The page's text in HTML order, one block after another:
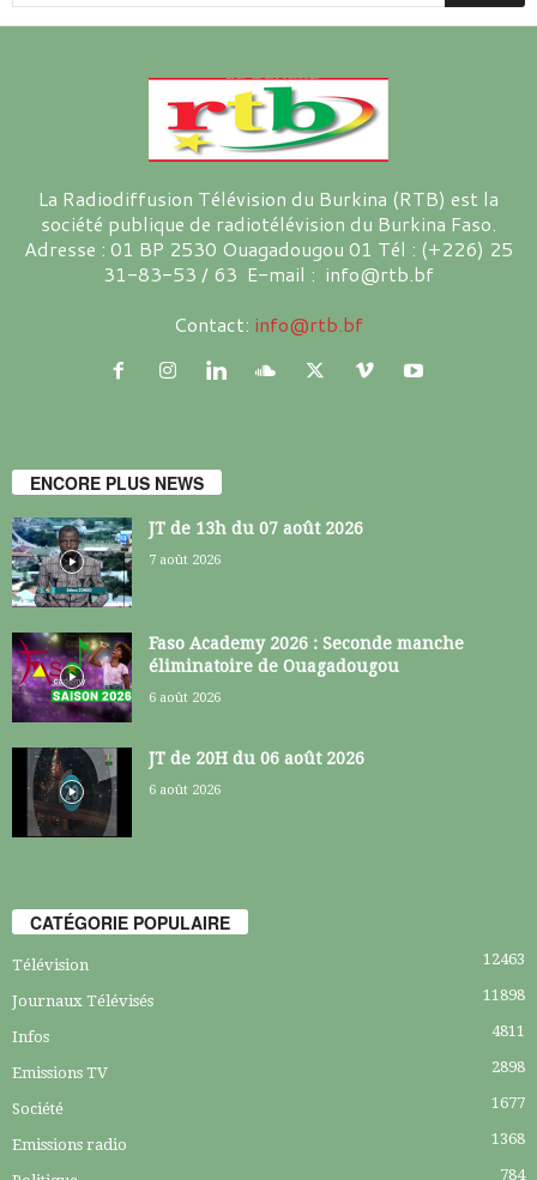
La Radiodiffusion Télévision du Burkina (RTB) est la
société publique de radiotélévision du Burkina Faso.
Adresse : 01 BP 2530 Ouagadougou 01 Tél : (+226) 25
31-83-53 / 63 E-mail : info@rtb.bf
Contact: info@rtb.bf
ENCORE PLUS NEWS
JT de 13h du 07 août 2026
7 août 2026
Faso Academy 2026 : Seconde manche
éliminatoire de Ouagadougou
6 août 2026
JT de 20H du 06 août 2026
6 août 2026
CATÉGORIE POPULAIRE
Télévision 12463
Journaux Télévisés 11898
Infos 4811
Emissions TV 2898
Société 1677
Emissions radio 1368
784